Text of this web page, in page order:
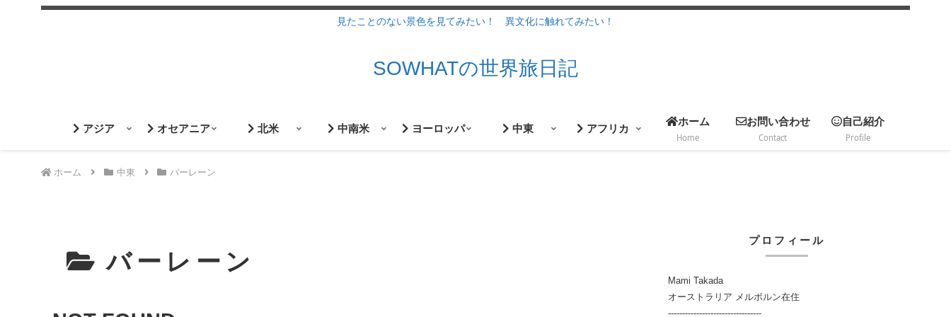
見たことのない景色を見てみたい！ 異文化に触れてみたい！
SOWHATの世界旅日記
アジア オセアニア 北米 中南米 ヨーロッパ 中東 アフリカ
ホーム
Home
お問い合わせ
Contact
自己紹介
Profile
ホーム 中東 バーレーン
バーレーン
プロフィール
Mami Takada
オーストラリア メルボルン在住
---------------------------------